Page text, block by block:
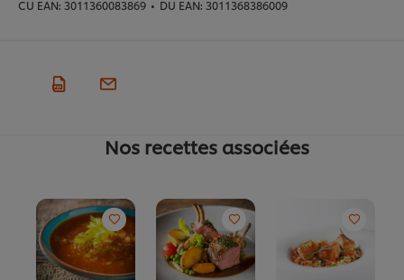
CU EAN: 3011360083869 • DU EAN: 3011368386009
Nos recettes associées